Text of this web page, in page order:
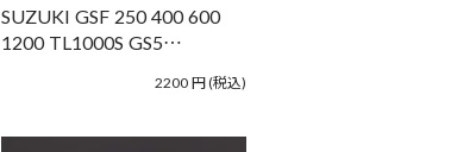
SUZUKI GSF 250 400 600
1200 TL1000S GS5…
2200円(税込)